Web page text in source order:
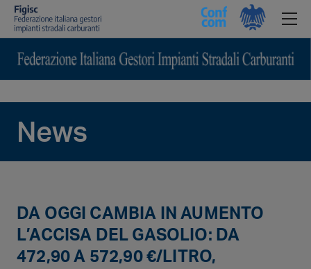
DA OGGI CAMBIA IN AUMENTO
L’ACCISA DEL GASOLIO: DA
472,90 A 572,90 €/LITRO,
News